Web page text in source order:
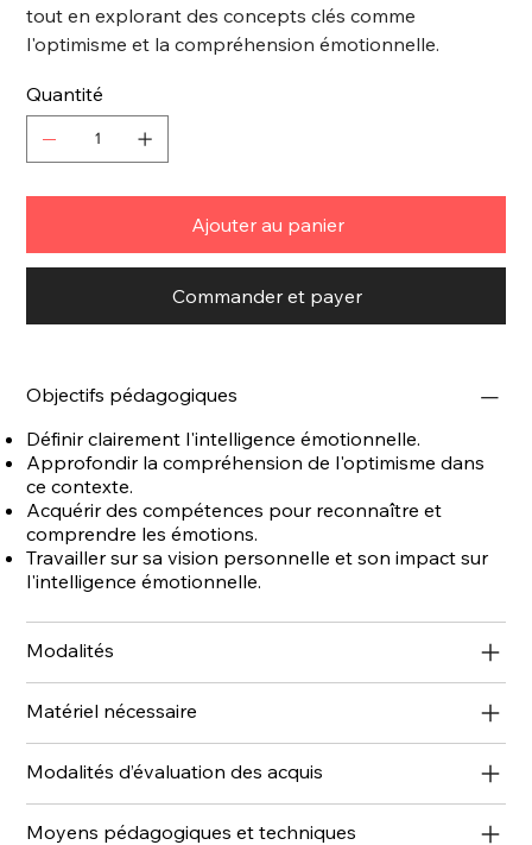
tout en explorant des concepts clés comme
l'optimisme et la compréhension émotionnelle.
Quantité
Ajouter au panier
Commander et payer
Objectifs pédagogiques
Définir clairement l'intelligence émotionnelle.
Approfondir la compréhension de l'optimisme dans
ce contexte.
Acquérir des compétences pour reconnaître et
comprendre les émotions.
Travailler sur sa vision personnelle et son impact sur
l'intelligence émotionnelle.
Modalités
Matériel nécessaire
Modalités d’évaluation des acquis
Moyens pédagogiques et techniques